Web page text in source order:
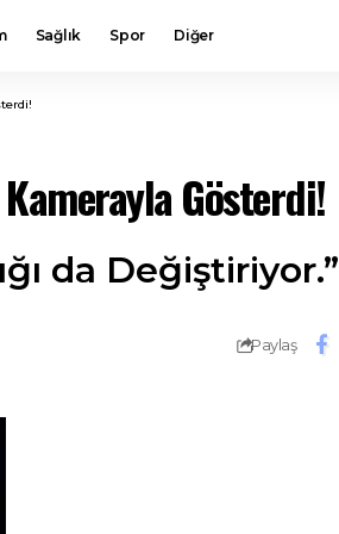
Sağlık Spor Diğer
Gösterdi!
da Değiştiriyor.”
Paylaş